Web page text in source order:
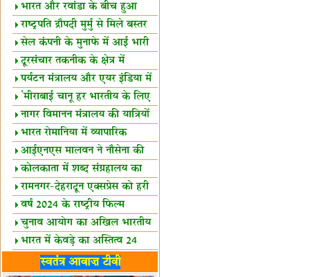
दूर रहें-मोदी
भारत और रवांडा के बीच हुआ
व्यापार विस्तार
राष्ट्रपति द्रौपदी मुर्मु से मिले बस्तर
के प्रतिनिधि
सेल कंपनी के मुनाफे में आई भारी
उछाल!
दूरसंचार तकनीक के क्षेत्र में
उत्कृष्टता पुरस्कार
पर्यटन मंत्रालय और एयर इंडिया में
समझौता
'मीराबाई चानू हर भारतीय के लिए
प्रेरणा'
नागर विमानन मंत्रालय की यात्रियों
को सलाह
भारत रोमानिया में व्यापारिक
साझेदारियां
आईएनएस मालवन ने नौसेना की
ताकत बढ़ाई
कोलकाता में शब्द संग्रहालय का
उद्घाटन
रामनगर-देहरादून एक्सप्रेस को हरी
झंडीवर्ष 2024 के राष्ट्रीय फिल्म
पुरस्कारों की घोषणा
चुनाव आयोग का अखिल भारतीय
मीडिया सम्मेलन
भारत में केवड़े का अस्तित्‍व 24
लाख वर्ष!
लखनऊ में 'एक राष्ट्र एक चुनाव'
स्वतंत्र आवाज़ टीवी